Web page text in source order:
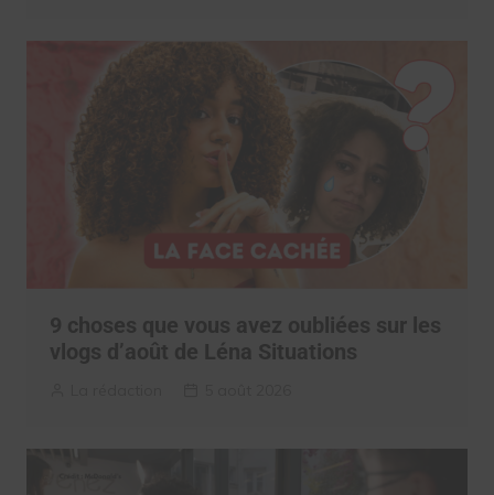
9 choses que vous avez oubliées sur les
vlogs d’août de Léna Situations